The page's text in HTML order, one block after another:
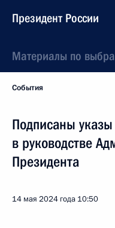
Президент России
Материалы по
События
Подписаны
в руководстве
Президента
14 мая 2024 года 10:50